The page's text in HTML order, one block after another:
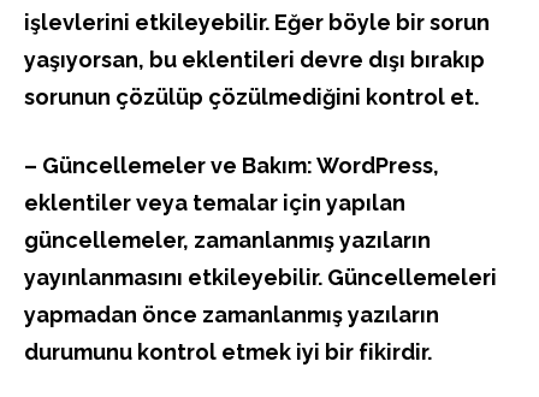
işlevlerini etkileyebilir. Eğer böyle bir sorun
yaşıyorsan, bu eklentileri devre dışı bırakıp
sorunun çözülüp çözülmediğini kontrol et.
– Güncellemeler ve Bakım: WordPress,
eklentiler veya temalar için yapılan
güncellemeler, zamanlanmış yazıların
yayınlanmasını etkileyebilir. Güncellemeleri
yapmadan önce zamanlanmış yazıların
durumunu kontrol etmek iyi bir fikirdir.